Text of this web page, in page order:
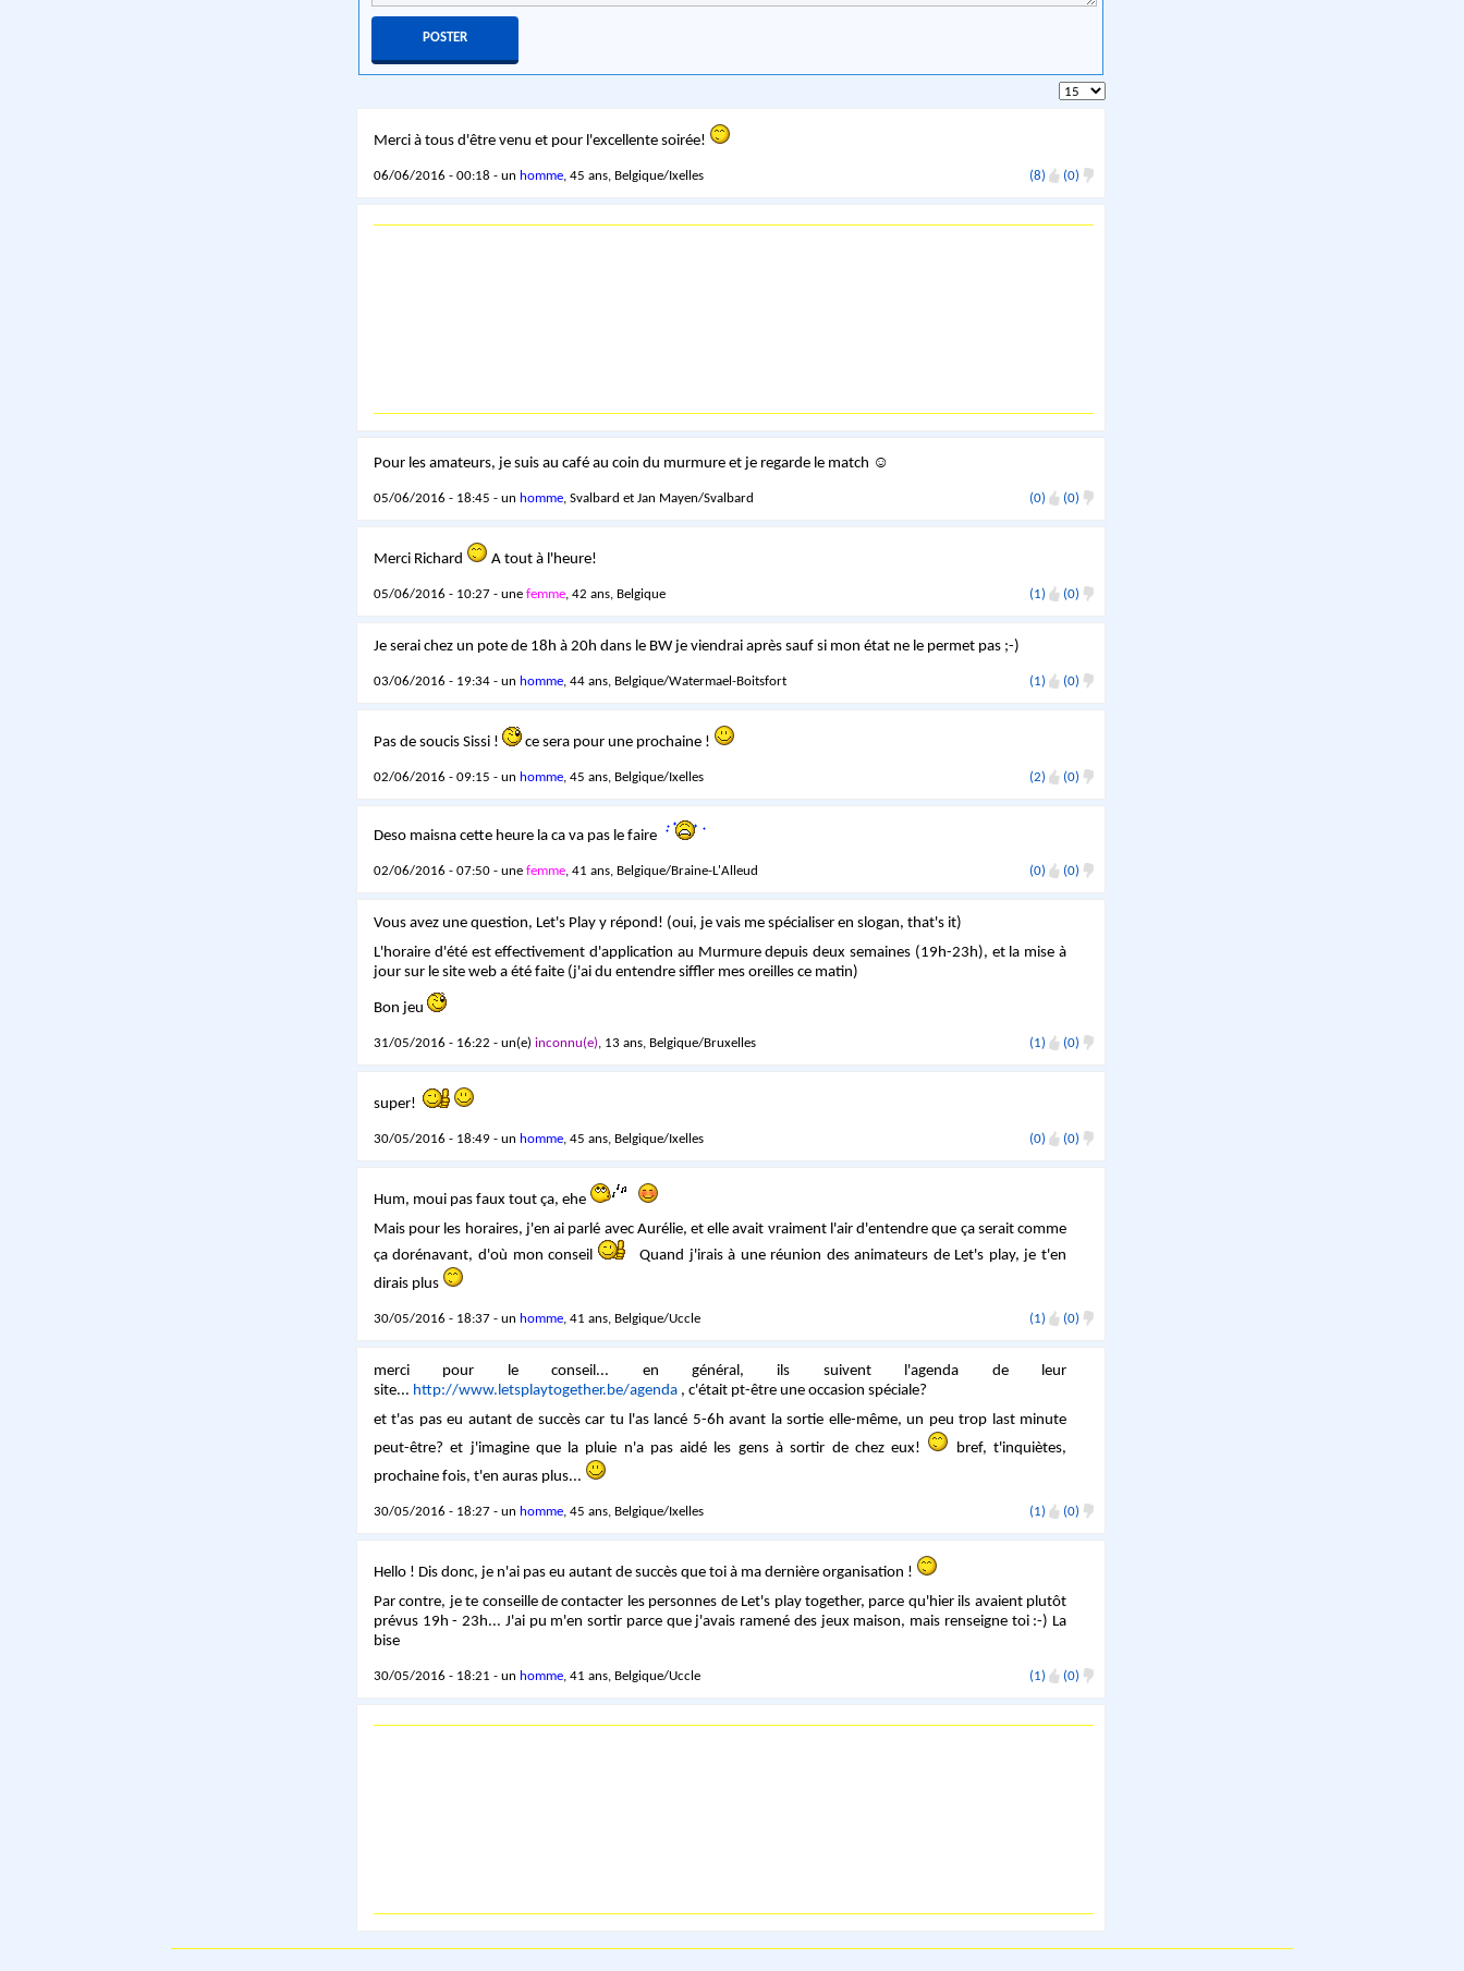
Merci à tous d'être venu et pour l'excellente soirée!
06/06/2016 - 00:18 - un homme, 45 ans, Belgique/Ixelles (8) (0)
Pour les amateurs, je suis au café au coin du murmure et je regarde le match ☺
05/06/2016 - 18:45 - un homme, Svalbard et Jan Mayen/Svalbard (0) (0)
Merci Richard A tout à l'heure!
05/06/2016 - 10:27 - une femme, 42 ans, Belgique (1) (0)
Je serai chez un pote de 18h à 20h dans le BW je viendrai après sauf si mon état ne le permet pas ;-)
03/06/2016 - 19:34 - un homme, 44 ans, Belgique/Watermael-Boitsfort (1) (0)
Pas de soucis Sissi ! ce sera pour une prochaine !
02/06/2016 - 09:15 - un homme, 45 ans, Belgique/Ixelles (2) (0)
Deso maisna cette heure la ca va pas le faire
02/06/2016 - 07:50 - une femme, 41 ans, Belgique/Braine-L'Alleud (0) (0)
Vous avez une question, Let's Play y répond! (oui, je vais me spécialiser en slogan, that's it)
L'horaire d'été est effectivement d'application au Murmure depuis deux semaines (19h-23h), et la mise à
jour sur le site web a été faite (j'ai du entendre siffler mes oreilles ce matin)
Bon jeu
31/05/2016 - 16:22 - un(e) inconnu(e), 13 ans, Belgique/Bruxelles (1) (0)
super!
30/05/2016 - 18:49 - un homme, 45 ans, Belgique/Ixelles (0) (0)
Hum, moui pas faux tout ça, ehe
Mais pour les horaires, j'en ai parlé avec Aurélie, et elle avait vraiment l'air d'entendre que ça serait comme
ça dorénavant, d'où mon conseil
Quand j'irais à une réunion des animateurs de Let's play, je t'en
dirais plus
30/05/2016 - 18:37 - un homme, 41 ans, Belgique/Uccle (1) (0)
merci pour le conseil... en général, ils suivent l'agenda de leur
site... http://www.letsplaytogether.be/agenda, c'était pt-être une occasion spéciale?
et t'as pas eu autant de succès car tu l'as lancé 5-6h avant la sortie elle-même, un peu trop last minute
peut-être? et j'imagine que la pluie n'a pas aidé les gens à sortir de chez eux!
bref, t'inquiètes,
prochaine fois, t'en auras plus...
30/05/2016 - 18:27 - un homme, 45 ans, Belgique/Ixelles (1) (0)
Hello ! Dis donc, je n'ai pas eu autant de succès que toi à ma dernière organisation !
Par contre, je te conseille de contacter les personnes de Let's play together, parce qu'hier ils avaient plutôt
prévus 19h - 23h... J'ai pu m'en sortir parce que j'avais ramené des jeux maison, mais renseigne toi :-) La
bise
30/05/2016 - 18:21 - un homme, 41 ans, Belgique/Uccle (1) (0)